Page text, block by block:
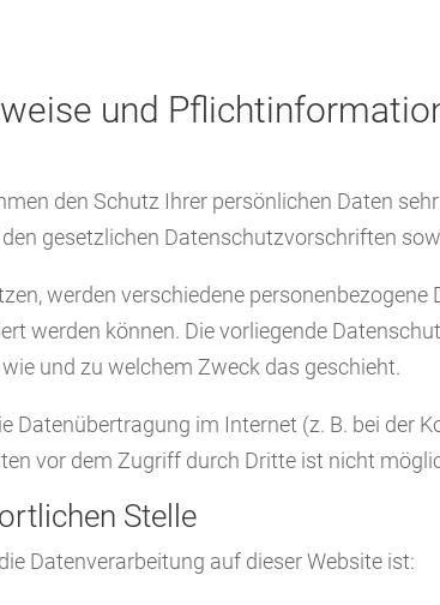
und
den Schutz Ihrer persönlichen Daten
gesetzlichen Datenschutzvorschriften
werden verschiedene
werden können. Die vorliegende
und zu welchem Zweck das geschieht.
Datenübertragung im Internet (z. B. bei der
vor dem Zugriff durch Dritte ist nicht
Stelle
Datenverarbeitung auf dieser Website ist: